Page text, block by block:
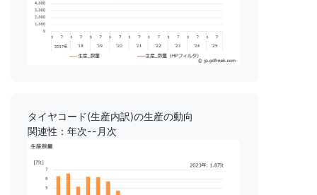
タイヤコード(生産内訳)の生産の動向
関連性：年次--月次